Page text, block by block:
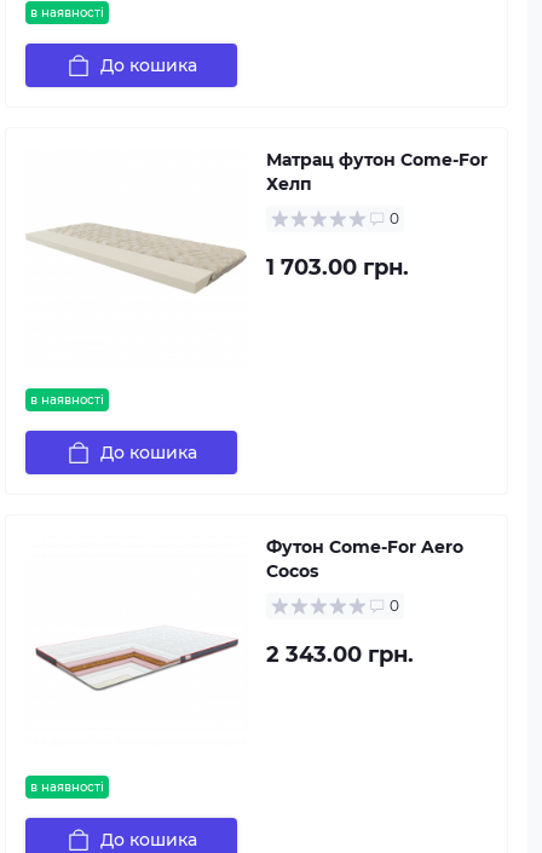
в наявності
До кошика
в наявності
Матрац футон Come-For
Хелп
0
1 703.00 грн.
До кошика
в наявності
Футон Come-For Aero
Cocos
0
2 343.00 грн.
До кошика